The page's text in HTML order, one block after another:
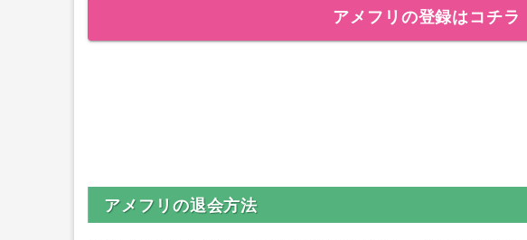
アメフリの登録はコチラ
アメフリの退会方法